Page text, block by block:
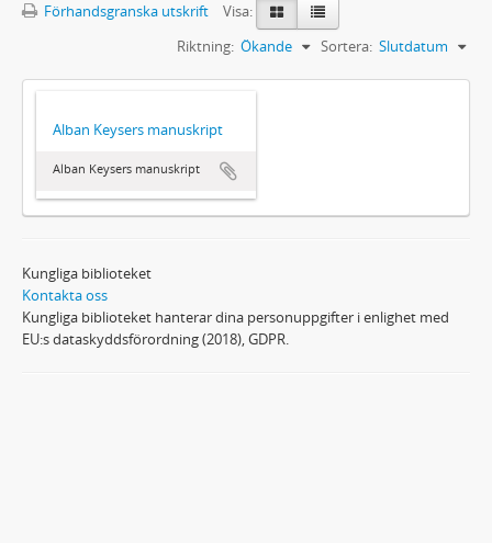
Förhandsgranska utskrift
Visa:
Sortera: Slutdatum
Riktning: Ökande
Alban Keysers manuskript
Alban Keysers manuskript
Kungliga biblioteket
Kontakta oss
Kungliga biblioteket hanterar dina personuppgifter i enlighet med
EU:s dataskyddsförordning (2018), GDPR.